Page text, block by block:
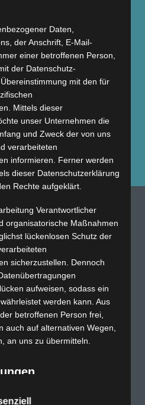
AUCH
Daten,
der Anschrift, E-Mail-
einer betroffenen Person,
der Datenschutz-
mit den für
Mittels dieser
unser Unternehmen die
und Zweck der von uns
verarbeiteten
informieren. Ferner werden
dieser Datenschutzerklärung
Rechte aufgeklärt.
Verantwortlicher
organisatorische Maßnahmen
lückenlosen Schutz der
sicherzustellen. Dennoch
aufweisen, sodass ein
werden kann. Aus
betroffenen Person frei,
auch auf alternativen Wegen,
an uns zu übermitteln.
beruht auf den